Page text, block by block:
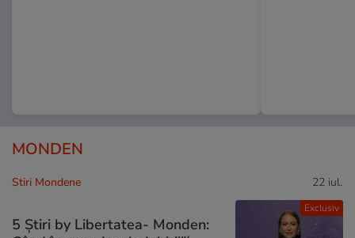
MONDEN
Exclusiv
Stiri Mondene 22 iul.
5 Știri by Libertatea- Monden: